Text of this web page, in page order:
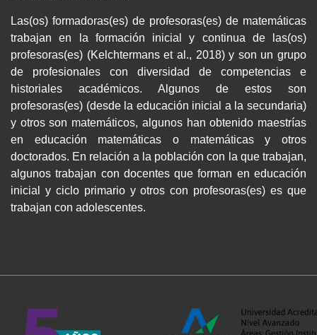
Las(os) formadoras(es) de profesoras(es) de matemáticas
trabajan en la formación inicial y continua de las(os)
profesoras(es) (Kelchtermans et al., 2018) y son un grupo
de profesionales con diversidad de competencias e
historiales académicos. Algunos de estos son
profesoras(es) (desde la educación inicial a la secundaria)
y otros son matemáticos, algunos han obtenido maestrías
en educación matemáticas o matemáticas y otros
doctorados. En relación a la población con la que trabajan,
algunos trabajan con docentes que forman en educación
inicial y ciclo primario y otros con profesoras(es) es que
trabajan con adolescentes.